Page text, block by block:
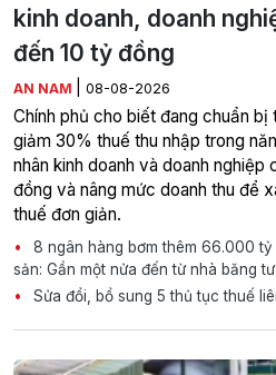
kinh doanh, doanh
đến 10 tỷ đồng
AN NAM 08-08-2026
Chính phủ cho biết đang chuẩn
giảm 30% thuế thu nhập trong
nhân kinh doanh và doanh nghiệp
đồng và nâng mức doanh thu để
thuế đơn giản.
8 ngân hàng bơm thêm 66.000
sản: Gần một nửa đến từ nhà băng
Sửa đổi, bổ sung 5 thủ tục thuế